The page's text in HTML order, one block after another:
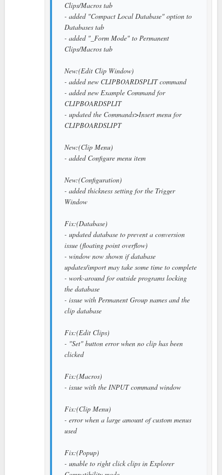
Clips/Macros tab
- added "Compact Local Database" option to
Databases tab
- added "_Form Mode" to Permanent
Clips/Macros tab
New:(Edit Clip Window)
- added new CLIPBOARDSPLIT command
- added new Example Command for
CLIPBOARDSPLIT
- updated the Commands>Insert menu for
CLIPBOARDSLIPT
New:(Clip Menu)
- added Configure menu item
New:(Configuration)
- added thickness setting for the Trigger
Window
Fix:(Database)
- updated database to prevent a conversion
issue (floating point overflow)
- window now shown if database
updates/import may take some time to complete
- work-around for outside programs locking
the database
- issue with Permanent Group names and the
clip database
Fix:(Edit Clips)
- "Set" button error when no clip has been
clicked
Fix:(Macros)
- issue with the INPUT command window
Fix:(Clip Menu)
- error when a large amount of custom menus
used
Fix:(Popup)
- unable to right click clips in Explorer